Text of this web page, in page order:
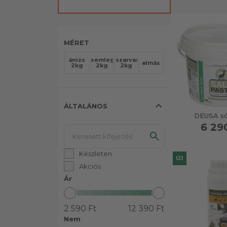
DEUSA
6
ÚJ
MÉRET
ánizs
2kg
semleges
2kg
szarvasgomba
2kg almás
ÁLTALÁNOS expand_less
Készleten
Akciós
Ár
2 590 Ft 12 390 Ft
Nem